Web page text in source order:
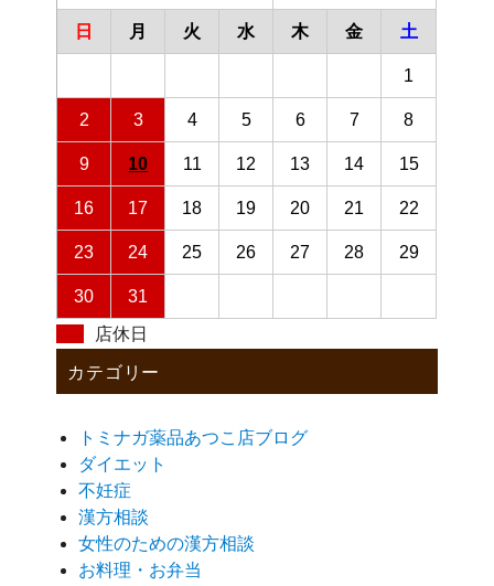
日 月 火 水 木 金 土
1
2 3 4 5 6 7 8
9 10 11 12 13 14 15
16 17 18 19 20 21 22
23 24 25 26 27 28 29
30
31
店休日
カテゴリー
トミナガ薬品あつこ店ブログ
ダイエット
不妊症
漢方相談
女性のための漢方相談
お料理・お弁当